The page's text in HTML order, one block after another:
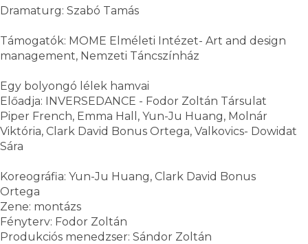
Dramaturg: Szabó Tamás
Támogatók: MOME Elméleti Intézet- Art and design
management, Nemzeti Táncszínház
Egy bolyongó lélek hamvai
Előadja: INVERSEDANCE - Fodor Zoltán Társulat
Piper French, Emma Hall, Yun-Ju Huang, Molnár
Viktória, Clark David Bonus Ortega, Valkovics- Dowidat
Sára
Koreográfia: Yun-Ju Huang, Clark David Bonus
Ortega
Zene: montázs
Fényterv: Fodor Zoltán
Produkciós menedzser: Sándor Zoltán